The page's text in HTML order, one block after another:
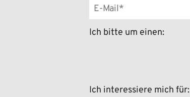
Ich bitte um einen:
Ich interessiere mich für: